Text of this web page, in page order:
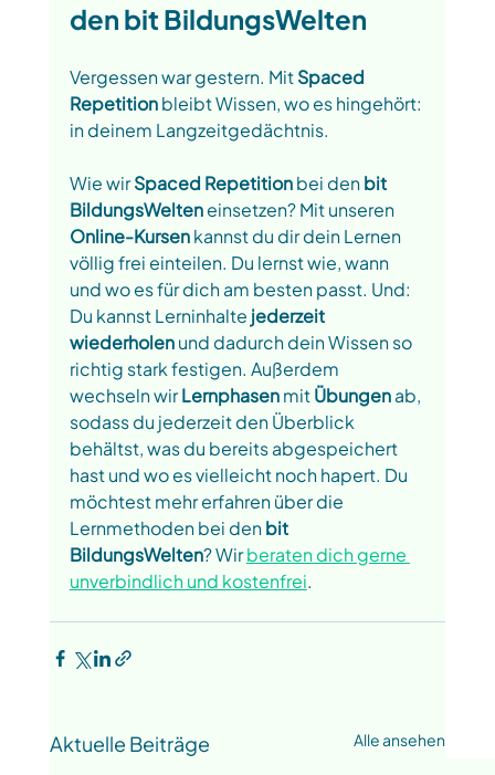
den bit BildungsWelten
Vergessen war gestern. Mit Spaced
Repetition bleibt Wissen, wo es hingehört:
in deinem Langzeitgedächtnis.
Wie wir Spaced Repetition bei den bit
BildungsWelten einsetzen? Mit unseren
Online-Kursen kannst du dir dein Lernen
völlig frei einteilen. Du lernst wie, wann
und wo es für dich am besten passt. Und:
Du kannst Lerninhalte jederzeit
wiederholen und dadurch dein Wissen so
richtig stark festigen. Außerdem
wechseln wir Lernphasen mit Übungen ab,
sodass du jederzeit den Überblick
behältst, was du bereits abgespeichert
hast und wo es vielleicht noch hapert. Du
möchtest mehr erfahren über die
Lernmethoden bei den bit
BildungsWelten? Wir beraten dich gerne
unverbindlich und kostenfrei.
Aktuelle Beiträge Alle ansehen